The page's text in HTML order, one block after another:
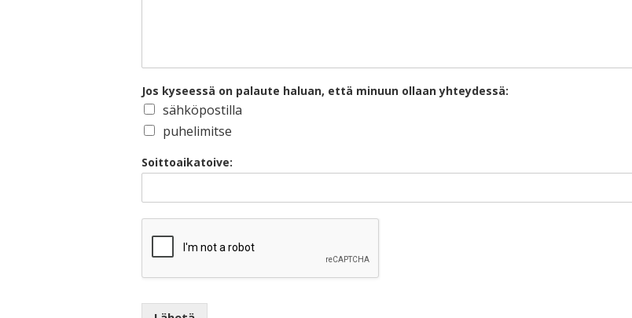
Jos kyseessä on palaute haluan, että minuun ollaan yhteydessä:
sähköpostilla
puhelimitse
Soittoaikatoive: